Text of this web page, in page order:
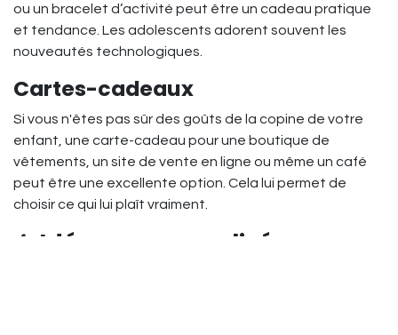
ou un bracelet d’activité peut être un cadeau pratique
et tendance. Les adolescents adorent souvent les
nouveautés technologiques.
Cartes-cadeaux
Si vous n'êtes pas sûr des goûts de la copine de votre
enfant, une carte-cadeau pour une boutique de
vêtements, un site de vente en ligne ou même un café
peut être une excellente option. Cela lui permet de
choisir ce qui lui plaît vraiment.
4. Idées personnalisées pour